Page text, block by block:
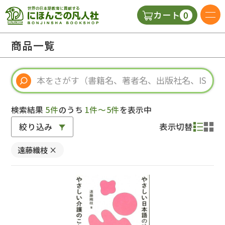
カート 0
視聴覚・補助教材
教師用参考書
商品一覧
検索結果 5件のうち 1件～5件を表示中
絞り込み 表示切替
遠藤織枝 ×